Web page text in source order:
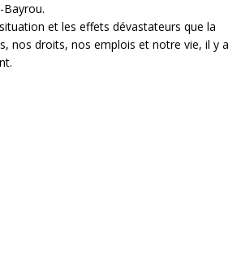
et les effets dévastateurs que la
nos droits, nos emplois et notre vie, il y a